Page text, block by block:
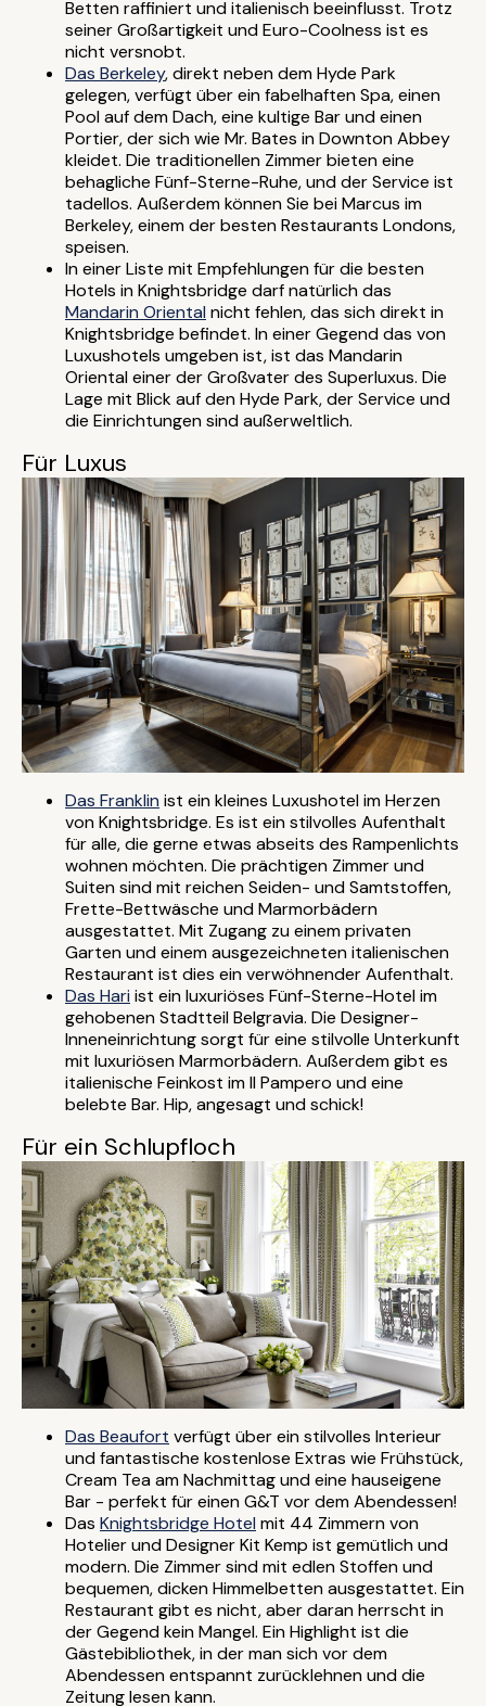
Betten raffiniert und italienisch beeinflusst. Trotz
seiner Großartigkeit und Euro-Coolness ist es
nicht versnobt.
Das Berkeley, direkt neben dem Hyde Park
gelegen, verfügt über ein fabelhaften Spa, einen
Pool auf dem Dach, eine kultige Bar und einen
Portier, der sich wie Mr. Bates in Downton Abbey
kleidet. Die traditionellen Zimmer bieten eine
behagliche Fünf-Sterne-Ruhe, und der Service ist
tadellos. Außerdem können Sie bei Marcus im
Berkeley, einem der besten Restaurants Londons,
speisen.
In einer Liste mit Empfehlungen für die besten
Hotels in Knightsbridge darf natürlich das
Mandarin Oriental nicht fehlen, das sich direkt in
Knightsbridge befindet. In einer Gegend das von
Luxushotels umgeben ist, ist das Mandarin
Oriental einer der Großvater des Superluxus. Die
Lage mit Blick auf den Hyde Park, der Service und
die Einrichtungen sind außerweltlich.
Für Luxus
Das Franklin ist ein kleines Luxushotel im Herzen
von Knightsbridge. Es ist ein stilvolles Aufenthalt
für alle, die gerne etwas abseits des Rampenlichts
wohnen möchten. Die prächtigen Zimmer und
Suiten sind mit reichen Seiden- und Samtstoffen,
Frette-Bettwäsche und Marmorbädern
ausgestattet. Mit Zugang zu einem privaten
Garten und einem ausgezeichneten italienischen
Restaurant ist dies ein verwöhnender Aufenthalt.
Das Hari ist ein luxuriöses Fünf-Sterne-Hotel im
gehobenen Stadtteil Belgravia. Die Designer-
Inneneinrichtung sorgt für eine stilvolle Unterkunft
mit luxuriösen Marmorbädern. Außerdem gibt es
italienische Feinkost im Il Pampero und eine
belebte Bar. Hip, angesagt und schick!
Für ein Schlupfloch
Das Beaufort verfügt über ein stilvolles Interieur
und fantastische kostenlose Extras wie Frühstück,
Cream Tea am Nachmittag und eine hauseigene
Bar - perfekt für einen G&T vor dem Abendessen!
Das Knightsbridge Hotel mit 44 Zimmern von
Hotelier und Designer Kit Kemp ist gemütlich und
modern. Die Zimmer sind mit edlen Stoffen und
bequemen, dicken Himmelbetten ausgestattet. Ein
Restaurant gibt es nicht, aber daran herrscht in
der Gegend kein Mangel. Ein Highlight ist die
Gästebibliothek, in der man sich vor dem
Abendessen entspannt zurücklehnen und die
Zeitung lesen kann.